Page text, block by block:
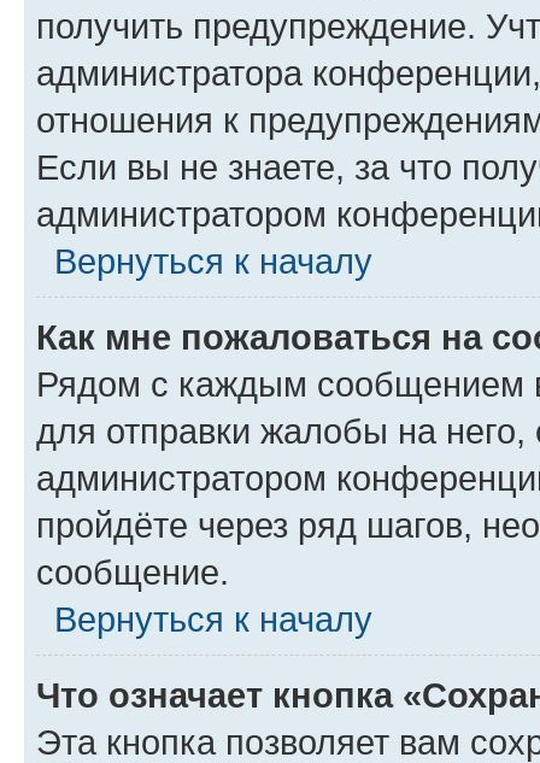
получить предупреждение.
администратора
отношения к
Если вы не знаете, за что
администратором
Вернуться к началу
Как мне пожаловаться на
Рядом с каждым сообщением
для отправки жалобы на
администратором
пройдёте через ряд шагов,
сообщение.
Вернуться к началу
Что означает кнопка
Эта кнопка позволяет вам